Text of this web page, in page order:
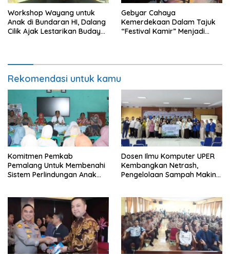
Workshop Wayang untuk
Anak di Bundaran HI, Dalang
Cilik Ajak Lestarikan Budaya
Gebyar Cahaya
Kemerdekaan Dalam Tajuk
“Festival Kamir” Menjadi
Rekomendasi untuk kamu
Komitmen Pemkab
Pemalang Untuk Membenahi
Sistem Perlindungan Anak
Dosen Ilmu Komputer UPER
Kembangkan Netrash,
Pengelolaan Sampah Makin